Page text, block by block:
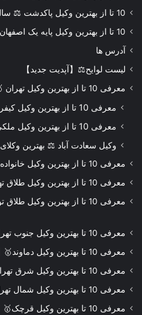
10 تا از بهترین وکیل پاکدشت ⚖️ سال 1404
10 تا از بهترین وکیل پایه یک اصفهان🥇【آپدیت جدید】⚖️
آدرس ها
لیست لوایح⚖️【آپدیت جدید】
معرفی 10 تا از بهترین وکیل تهران 🥇【آپدیت جدید】⚖️
معرفی 10 تا از بهترین وکیل کیفری تهران 🥇【آپدیت جدید】⚖️
معرفی 10 تا از بهترین وکیل ملکی تهران 🥇【آپدیت جدید】⚖️
وکیل سعادت آباد ⚖️ بهترین وکلای 1403
معرفی 10 تا از بهترین وکیل خانواده تهران 🥇【آپدیت جدید】⚖️
معرفی 10 تا از بهترین وکیل طلاق تهران 🥇【آپدیت جدید】⚖️
معرفی 10 تا از بهترین وکیل طلاق توافقی تهران 🥇【آپدیت جدید】⚖️
معرفی 10 تا بهترین وکیل جنوب تهران🥇【آپدیت جدید】⚖️
معرفی 10 تا بهترین وکیل دماوند🥇【آپدیت جدید】⚖️
معرفی 10 تا بهترین وکیل شرق تهران🥇【آپدیت جدید】⚖️
معرفی 10 تا بهترین وکیل شمال تهران🥇【آپدیت جدید】⚖️
معرفی 10 تا بهترین وکیل قرچک🥇【آپدیت جدید】⚖️